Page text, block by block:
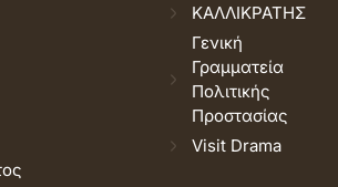
ΚΑΛΛΙΚΡΑΤΗΣ
Γενική
Γραμματεία
Πολιτικής
Προστασίας
Visit Drama